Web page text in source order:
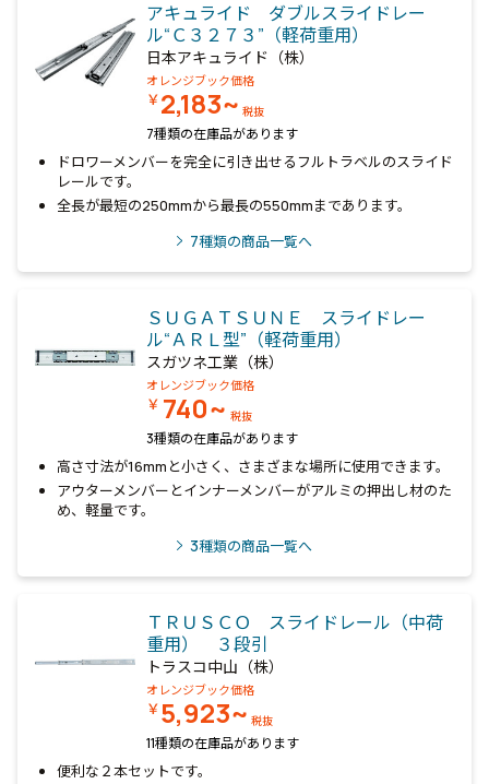
アキュライド ダブルスライドレー
ル“Ｃ３２７３”（軽荷重用）
日本アキュライド（株）
オレンジブック価格
￥2,183~ 税抜
7種類の在庫品があります
ドロワーメンバーを完全に引き出せるフルトラベルのスライド
レールです。
全長が最短の250mmから最長の550mmまであります。
7種類の商品一覧へ
ＳＵＧＡＴＳＵＮＥ スライドレー
ル“ＡＲＬ型”（軽荷重用）
スガツネ工業（株）
オレンジブック価格
￥ 740~ 税抜
3種類の在庫品があります
高さ寸法が16mmと小さく、さまざまな場所に使用できます。
アウターメンバーとインナーメンバーがアルミの押出し材のた
め、軽量です。
3種類の商品一覧へ
ＴＲＵＳＣＯ スライドレール（中荷
重用） ３段引
トラスコ中山（株）
オレンジブック価格
￥5,923~ 税抜
11種類の在庫品があります
便利な２本セットです。